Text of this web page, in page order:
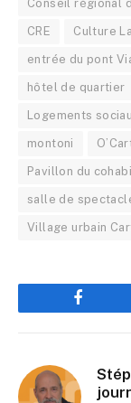
Conseil régional
CRE Culture
entrée du pont
hôtel de quartier
Logements
montoni
Pavillon du
salle de
Village urbain